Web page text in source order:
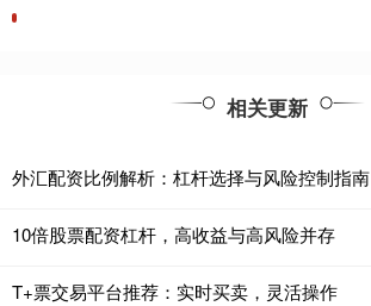
相关更新
外汇配资比例解析：杠杆选择与风险控制指南
10倍股票配资杠杆，高收益与高风险并存
T+票交易平台推荐：实时买卖，灵活操作